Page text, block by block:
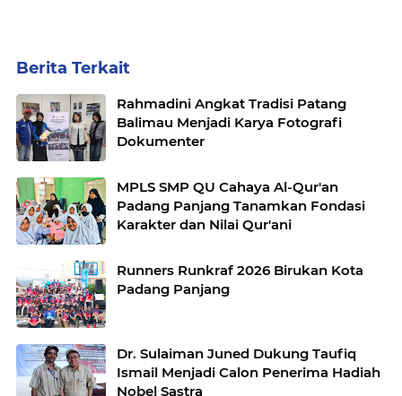
Berita Terkait
Rahmadini Angkat Tradisi Patang
Balimau Menjadi Karya Fotografi
Dokumenter
MPLS SMP QU Cahaya Al-Qur'an
Padang Panjang Tanamkan Fondasi
Karakter dan Nilai Qur'ani
Runners Runkraf 2026 Birukan Kota
Padang Panjang
Dr. Sulaiman Juned Dukung Taufiq
Ismail Menjadi Calon Penerima Hadiah
Nobel Sastra